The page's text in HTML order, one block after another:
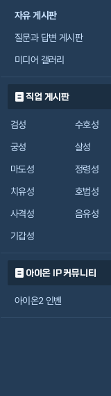
자유 게시판
질문과 답변 게시판
미디어 갤러리
직업 게시판
검성
수호성
궁성
살성
마도성
정령성
치유성
호법성
사격성
음유성
기갑성
아이온 IP 커뮤니티
아이온2 인벤